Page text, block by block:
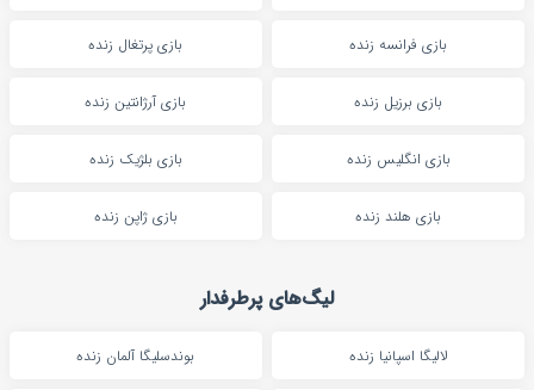
بازی فرانسه زنده بازی پرتغال زنده
بازی برزیل زنده بازی آرژانتین زنده
بازی انگلیس زنده بازی بلژیک زنده
بازی هلند زنده بازی ژاپن زنده
لیگ‌های پرطرفدار
لالیگا اسپانیا زنده بوندسلیگا آلمان زنده